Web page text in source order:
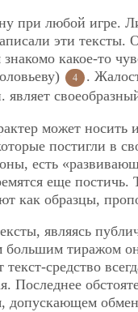
при любой игре.
эти
какое-то
4
.
может носить и
постигли в
есть
еще
как образцы,
являясь
большим тиражом
текст-средство
Последнее
допускающем